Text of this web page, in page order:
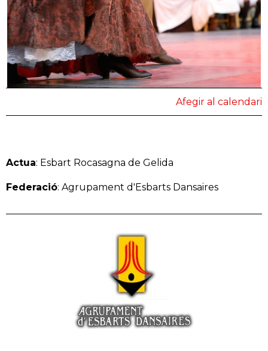
Afegir al calendari
Actua: Esbart Rocasagna de Gelida
Federació: Agrupament d'Esbarts Dansaires